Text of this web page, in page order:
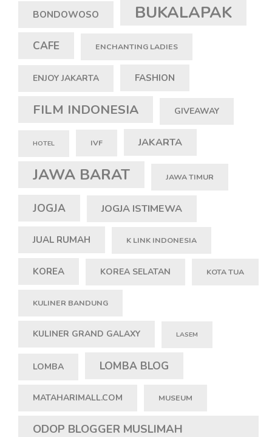
BONDOWOSO BUKALAPAK
CAFE ENCHANTING LADIES
ENJOY JAKARTA FASHION
FILM INDONESIA GIVEAWAY
HOTEL IVF JAKARTA
JAWA BARAT JAWA TIMUR
JOGJA JOGJA ISTIMEWA
JUAL RUMAH K LINK INDONESIA
KOREA KOREA SELATAN KOTA TUA
KULINER BANDUNG
KULINER GRAND GALAXY LASEM
LOMBA LOMBA BLOG
MATAHARIMALL.COM MUSEUM
ODOP BLOGGER MUSLIMAH